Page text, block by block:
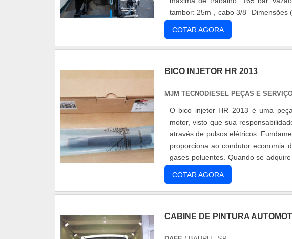
tambor: 25m , cabo 3/8” Dimensões
COTAR AGORA
BICO INJETOR HR 2013
MJM TECNODIESEL PEÇAS E
O bico injetor HR 2013 é uma
motor, visto que sua
através de pulsos elétricos.
proporciona ao condutor economia
gases poluentes. Quando se
COTAR AGORA
CABINE DE PINTURA